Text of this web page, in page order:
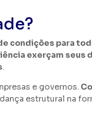
condições para
exerçam seus
.
e governos.
estrutural na